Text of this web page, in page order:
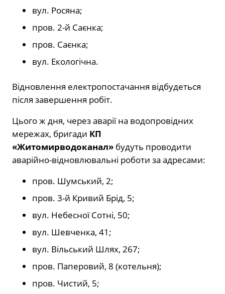
вул. Росяна;
пров. 2-й Саєнка;
пров. Саєнка;
вул. Екологічна.
Відновлення електропостачання відбудеться
після завершення робіт.
Цього ж дня, через аварії на водопровідних
мережах, бригади КП
«Житомирводоканал» будуть проводити
аварійно-відновлювальні роботи за адресами:
пров. Шумський, 2;
пров. 3-й Кривий Брід, 5;
вул. Небесної Сотні, 50;
вул. Шевченка, 41;
вул. Вільський Шлях, 267;
пров. Паперовий, 8 (котельня);
пров. Чистий, 5;